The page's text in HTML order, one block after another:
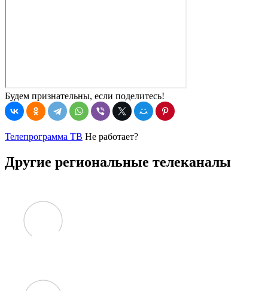
Будем признательны, если поделитесь!
Телепрограмма ТВ Не работает?
Другие региональные телеканалы